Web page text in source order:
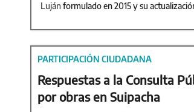
Lujánformulado en 2015 y su
PARTICIPACIÓN CIUDADANA
Respuestas a la Consulta
por obras en Suipacha